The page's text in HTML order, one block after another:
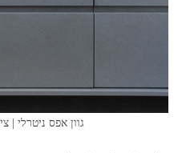
גוון אפס ניטרלי |